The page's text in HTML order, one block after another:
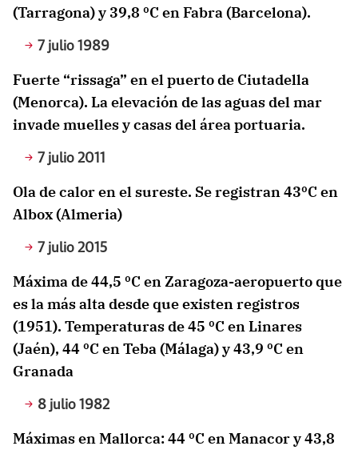
(Tarragona) y 39,8 ºC en Fabra (Barcelona).
7 julio 1989
Fuerte “rissaga” en el puerto de Ciutadella
(Menorca). La elevación de las aguas del mar
invade muelles y casas del área portuaria.
7 julio 2011
Ola de calor en el sureste. Se registran 43ºC en
Albox (Almeria)
7 julio 2015
Máxima de 44,5 ºC en Zaragoza-aeropuerto que
es la más alta desde que existen registros
(1951). Temperaturas de 45 ºC en Linares
(Jaén), 44 ºC en Teba (Málaga) y 43,9 ºC en
Granada
8 julio 1982
Máximas en Mallorca: 44 ºC en Manacor y 43,8